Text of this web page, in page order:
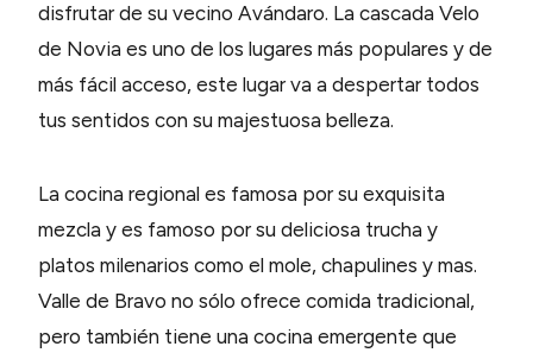
disfrutar de su vecino Avándaro. La cascada Velo
de Novia es uno de los lugares más populares y de
más fácil acceso, este lugar va a despertar todos
tus sentidos con su majestuosa belleza.
La cocina regional es famosa por su exquisita
mezcla y es famoso por su deliciosa trucha y
platos milenarios como el mole, chapulines y mas.
Valle de Bravo no sólo ofrece comida tradicional,
pero también tiene una cocina emergente que